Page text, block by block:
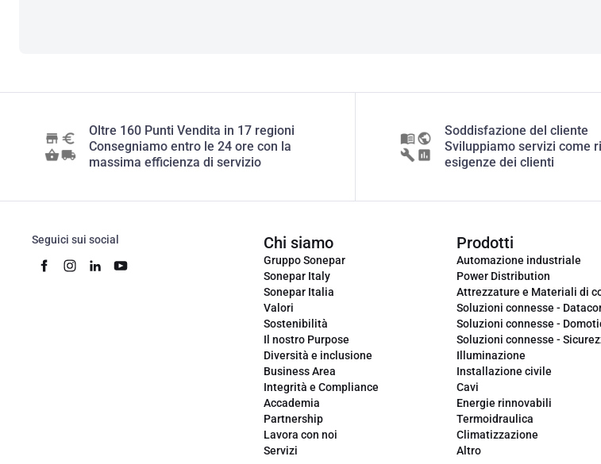
Oltre 160 Punti Vendita in 17 regioni
Consegniamo entro le 24 ore con la
massima efficienza di servizio
Soddisfazione del cliente
Sviluppiamo servizi come
esigenze dei clienti
Seguici sui social Chi siamo
Gruppo Sonepar
Sonepar Italy
Sonepar Italia
Valori
Sostenibilità
Il nostro Purpose
Diversità e inclusione
Business Area
Integrità e Compliance
Accademia
Partnership
Lavora con noi
Servizi
Prodotti
Automazione industriale
Power Distribution
Attrezzature e Materiali di
Soluzioni connesse -
Soluzioni connesse -
Soluzioni connesse -
Illuminazione
Installazione civile
Cavi
Energie rinnovabili
Termoidraulica
Climatizzazione
Altro